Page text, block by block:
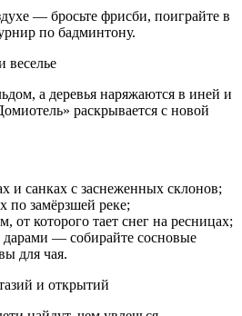
— бросьте фрисби, поиграйте в
по бадминтону.
веселье
а деревья наряжаются в иней и
раскрывается с новой
и санках с заснеженных склонов;
по замёрзшей реке;
от которого тает снег на ресницах;
— собирайте сосновые
для чая.
и открытий